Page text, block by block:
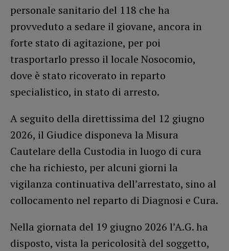
personale sanitario del 118 che ha
provveduto a sedare il giovane, ancora in
forte stato di agitazione, per poi
trasportarlo presso il locale Nosocomio,
dove è stato ricoverato in reparto
specialistico, in stato di arresto.
A seguito della direttissima del 12 giugno
2026, il Giudice disponeva la Misura
Cautelare della Custodia in luogo di cura
che ha richiesto, per alcuni giorni la
vigilanza continuativa dell’arrestato, sino al
collocamento nel reparto di Diagnosi e Cura.
Nella giornata del 19 giugno 2026 l’A.G. ha
disposto, vista la pericolosità del soggetto,